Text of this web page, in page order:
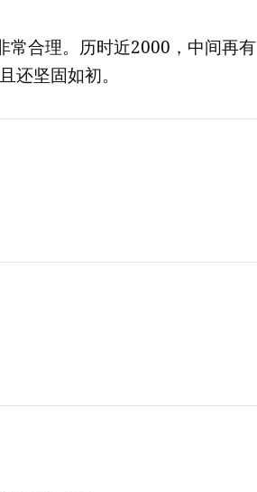
常合理。历时近2000，中间再有
还坚固如初。